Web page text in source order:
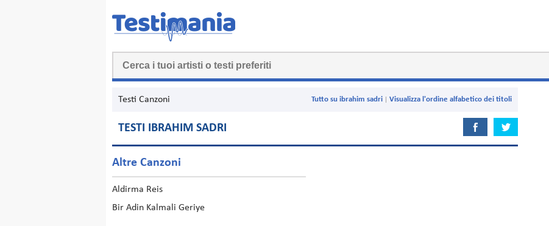
Testi Canzoni Visualizza l'ordine alfabetico dei titoli
Tutto su ibrahim sadri
TESTI IBRAHIM SADRI
Altre Canzoni
Aldirma Reis
Bir Adin Kalmali Geriye